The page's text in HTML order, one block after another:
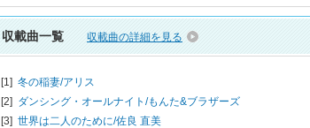
収載曲一覧 収載曲の詳細を見る
[1] 冬の稲妻/アリス
[2] ダンシング・オールナイト/もんた&ブラザーズ
[3] 世界は二人のために/佐良 直美